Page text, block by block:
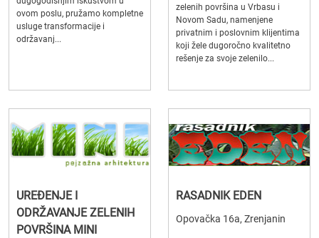
ovom poslu, pružamo kompletne
usluge transformacije i
održavanj...
zelenih površina u Vrbasu i
Novom Sadu, namenjene
privatnim i poslovnim klijentima
koji žele dugoročno kvalitetno
rešenje za svoje zelenilo...
UREĐENJE I
ODRŽAVANJE ZELENIH
POVRŠINA MINI
RASADNIK EDEN
Opovačka 16a, Zrenjanin